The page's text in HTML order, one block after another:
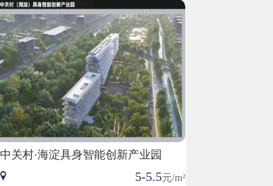
中关村·海淀具身智能创新产业园
5-5.5元/m²